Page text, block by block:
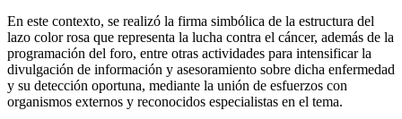
En este contexto, se realizó la firma simbólica de la estructura del
lazo color rosa que representa la lucha contra el cáncer, además de la
programación del foro, entre otras actividades para intensificar la
divulgación de información y asesoramiento sobre dicha enfermedad
y su detección oportuna, mediante la unión de esfuerzos con
organismos externos y reconocidos especialistas en el tema.